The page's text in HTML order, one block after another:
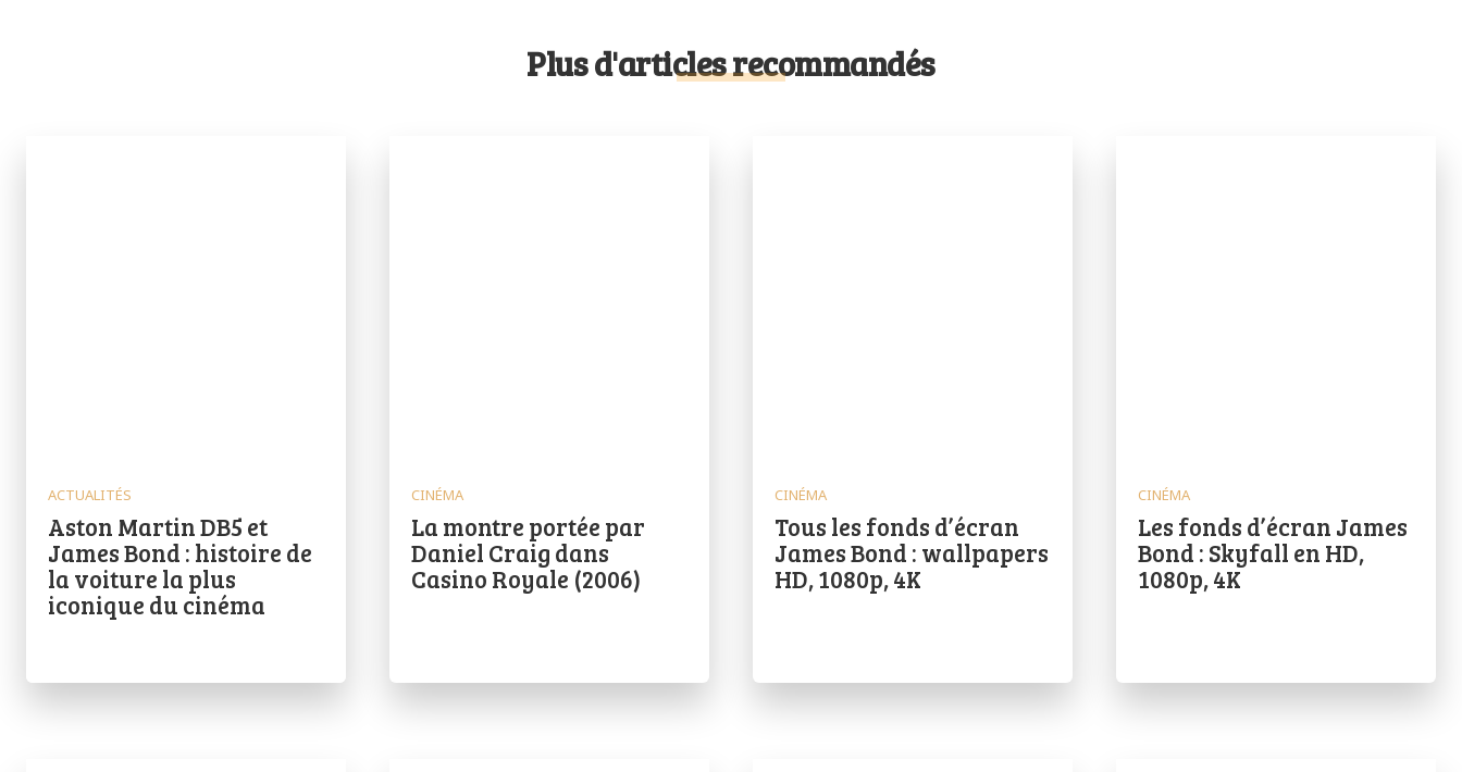
Plus d'articles recommandés
ACTUALITÉS
Aston Martin DB5 et
James Bond : histoire de
la voiture la plus
iconique du cinéma
CINÉMA
La montre portée par
Daniel Craig dans
Casino Royale (2006)
CINÉMA
Tous les fonds d’écran
James Bond : wallpapers
HD, 1080p, 4K
CINÉMA
Les fonds d’écran James
Bond : Skyfall en HD,
1080p, 4K